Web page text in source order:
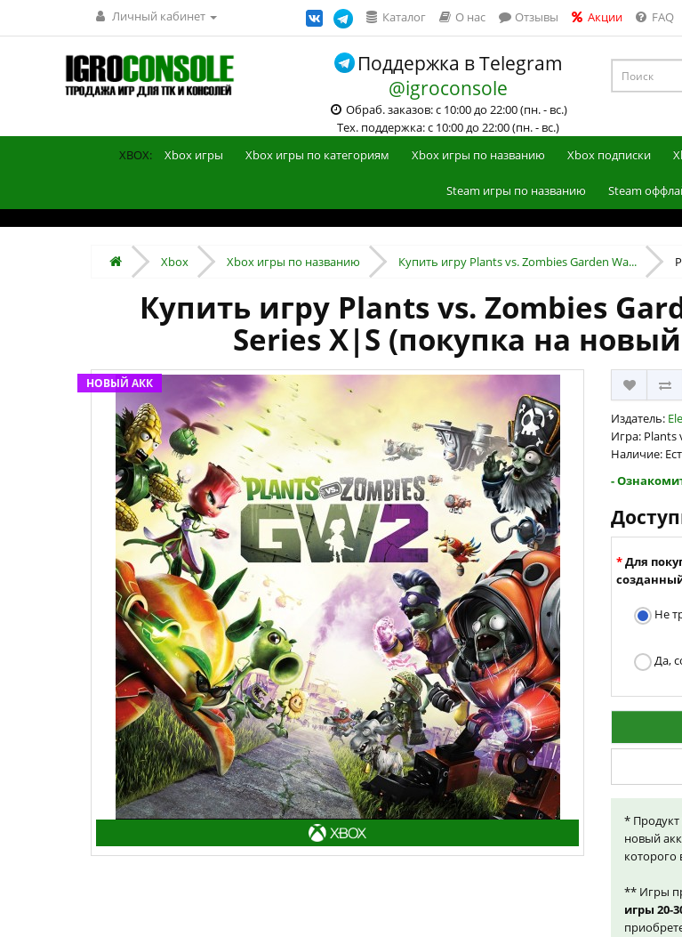
Личный кабинет Каталог О нас Отзывы Акции FAQ
Поддержка в Telegram
@igroconsole
Обраб. заказов: с 10:00 до 22:00 (пн. - вс.)
Тех. поддержка: с 10:00 до 22:00 (пн. - вс.)
XBOX: Xbox игры Xbox игры по категориям Xbox игры по названию Xbox подписки
Steam игры по названию Steam
Xbox Xbox игры по названию Купить игру Plants vs. Zombies Garden Wa...
Купить игру Plants vs. Zombies
Series X|S (покупка на
НОВЫЙ АКК
Издатель:
Игра: Plants
Наличие:
-
Для
Не
Да,
* Продукт
новый
которого
** Игры
игры 20-